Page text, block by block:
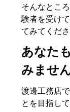
そんなとこ
験者を受け
てみてくださ
あなた
みませ
渡邊工務店
とを目指し